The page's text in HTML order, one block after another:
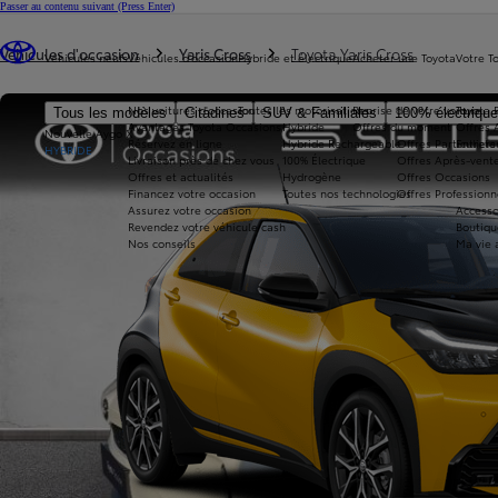
Passer au contenu suivant (Press Enter)
Véhicules neufs
Tous les modèles Citadines SUV & Familiales 100%
Nouvelle Aygo X
HYBRIDE
Véhicules d'occasion
Nos voitures d'occasion
Avantages Toyota Occasions
Réservez en ligne
Livraison près de chez vous
Offres et actualités
Financez votre occasion
Assurez votre occasion
Revendez votre véhicule cash
Nos conseils
Hybride et électrique
Toutes les motorisations
Hybride
Hybride Rechargeable
100% Électrique
Hydrogène
Toutes nos technologies
Acheter une Toyota
Reprise de votre voiture
Offres du moment
Offres Particuliers
Offres Après-
Offres Occasions
Offres
Votre
Toyota
Offres
Ma vie
Véhicules d'occasion Yaris Cross Toyota Yaris Cross